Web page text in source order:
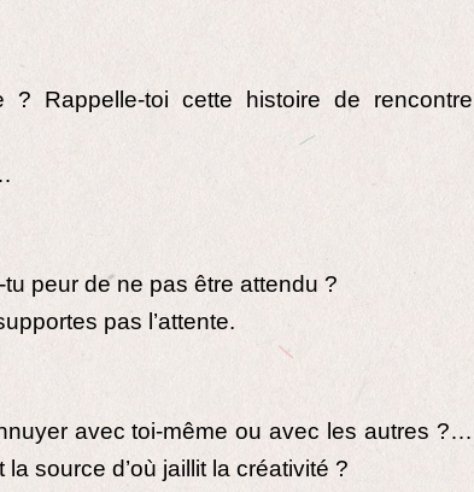
Rappelle-toi cette histoire de rencontre
peur de ne pas être attendu ?
pas l’attente.
avec toi-même ou avec les autres ?…
source d’où jaillit la créativité ?